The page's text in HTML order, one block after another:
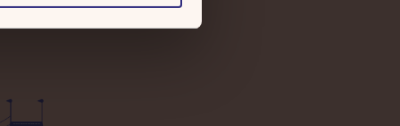
vorespersondatapolitik.